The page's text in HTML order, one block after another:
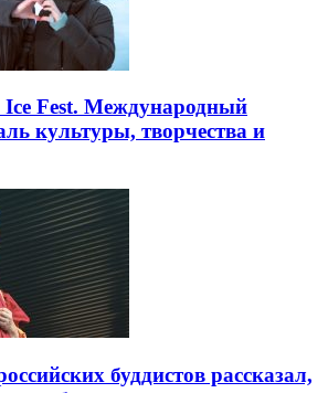
Fest. Международный
культуры, творчества и
буддистов рассказал,